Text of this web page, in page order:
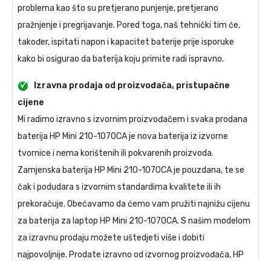
problema kao što su pretjerano punjenje, pretjerano
pražnjenje i pregrijavanje. Pored toga, naš tehnički tim će,
također, ispitati napon i kapacitet baterije prije isporuke
kako bi osigurao da baterija koju primite radi ispravno.
Izravna prodaja od proizvođača, pristupačne
cijene
Mi radimo izravno s izvornim proizvođačem i svaka prodana
baterija HP Mini 210-1070CAje nova baterija iz izvorne
tvornice i nema korištenih ili pokvarenih proizvoda.
Zamjenska baterija HP Mini 210-1070CAje pouzdana, te se
čak i podudara s izvornim standardima kvalitete ili ih
prekoračuje. Obećavamo da ćemo vam pružiti najnižu cijenu
za baterija za laptop HP Mini 210-1070CA. S našim modelom
za izravnu prodaju možete uštedjeti više i dobiti
najpovoljnije. Prodate izravno od izvornog proizvođača, HP